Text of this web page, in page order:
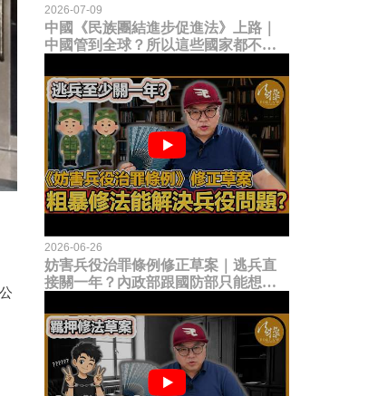
2026-07-09
中國《民族團結進步促進法》上路｜
中國管到全球？所以這些國家都不能
臉？
2026-06-26
妨害兵役治罪條例修正草案｜逃兵直
接關一年？內政部跟國防部只能想到
題？